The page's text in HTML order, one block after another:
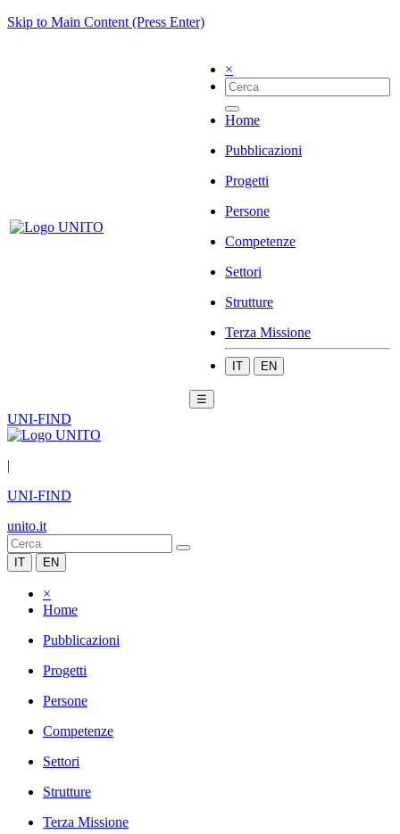
Skip to Main Content (Press Enter)
×
Home
Pubblicazioni
Progetti
Persone
Competenze
Settori
Strutture
Terza Missione
IT EN
☰
UNI-FIND
|
UNI-FIND
unito.it
IT EN
×
Home
Pubblicazioni
Progetti
Persone
Competenze
Settori
Strutture
Terza Missione